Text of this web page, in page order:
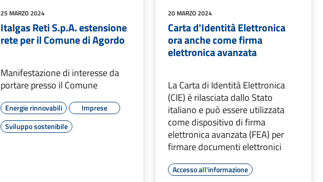
25 MARZO 2024
Italgas Reti S.p.A. estensione
rete per il Comune di Agordo
Manifestazione di interesse da
portare presso il Comune
Energie rinnovabili
Imprese
Sviluppo sostenibile
20 MARZO 2024
Carta d'Identità Elettronica
ora anche come firma
elettronica avanzata
La Carta di Identità Elettronica
(CIE) è rilasciata dallo Stato
italiano e può essere utilizzata
come dispositivo di firma
elettronica avanzata (FEA) per
firmare documenti elettronici
Accesso all'informazione